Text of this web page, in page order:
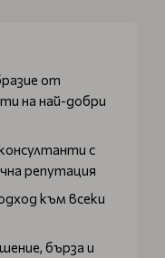
от
на най-добри
с
репутация
към всеки
бърза и